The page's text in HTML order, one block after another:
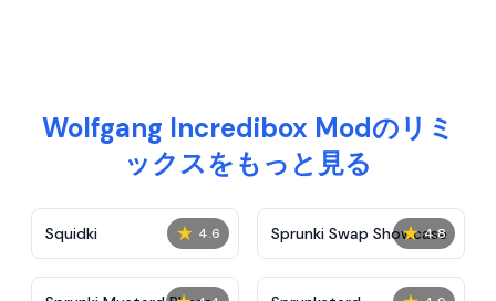
Wolfgang Incredibox Modのリミ
ックスをもっと見る
★ 4.6
Squidki ★ 4.8
Sprunki Swap Showcase